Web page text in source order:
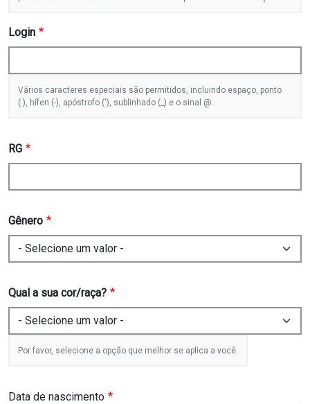
Login
Vários caracteres especiais são permitidos, incluindo espaço, ponto
(.), hífen (-), apóstrofo ('), sublinhado (_) e o sinal @.
RG
Gênero
Qual a sua cor/raça?
Por favor, selecione a opção que melhor se aplica a você.
Data de nascimento